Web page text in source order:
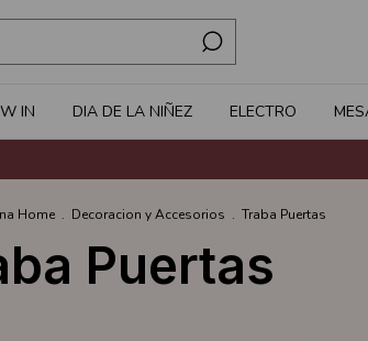
IN DIA DE LA NIÑEZ ELECTRO
Home . Decoracion y Accesorios . Traba Puertas
Puertas